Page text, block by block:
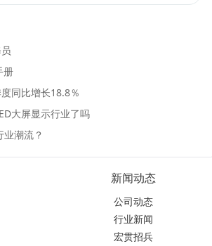
册
同比增长18.8％
大屏显示行业了吗
业潮流？
新闻动态
公司动态
行业新闻
宏贯招兵